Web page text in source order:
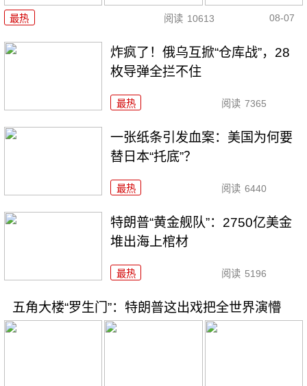
最热 阅读 10613 08-07
炸疯了！俄乌互掀“仓库战”，28
枚导弹全拦不住
最热 阅读 7365
一张纸条引发血案：美国为何要
替日本“托底”？
最热 阅读 6440
特朗普“黄金舰队”：2750亿美金
堆出海上棺材
最热 阅读 5196
五角大楼“罗生门”：特朗普这出戏把全世界演懵